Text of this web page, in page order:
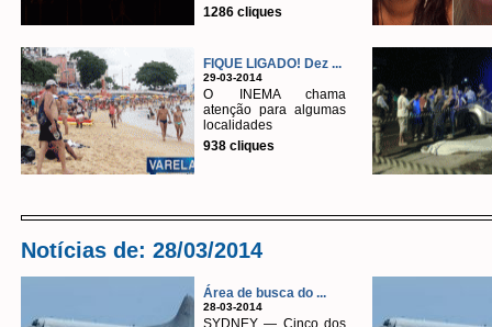
1286 cliques
FIQUE LIGADO! Dez ...
29-03-2014
O INEMA chama
atenção para algumas
localidades
938 cliques
Notícias de: 28/03/2014
Área de busca do ...
28-03-2014
SYDNEY — Cinco dos